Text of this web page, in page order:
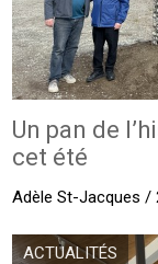
Un pan de
cet été
Adèle St-Jacques /
ACTUALITÉS